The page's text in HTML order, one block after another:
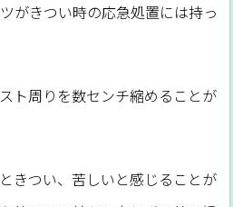
がきつい時の応急処置には持っ
ト周りを数センチ縮めることが
きつい、苦しいと感じることが